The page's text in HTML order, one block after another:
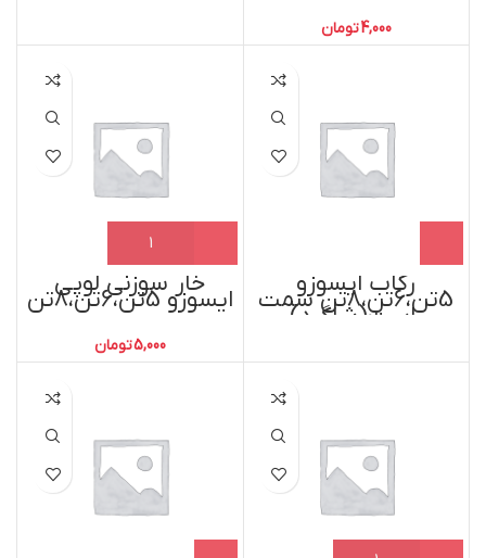
4,000تومان
رکاب ایسوزو
5تن،6تن،8تن سمت
راست(شاگرد)
خار سوزنی لوپی
ایسوزو 5تن،6تن،8تن
5,000تومان